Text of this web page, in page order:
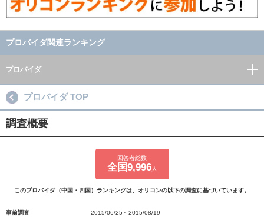
プロバイダ関連ランキング
プロバイダ
プロバイダ TOP
調査概要
回答者総数
全国9,996人
このプロバイダ（中国・四国）ランキングは、オリコンの以下の調査に基づいています。
事前調査
2015/06/25～2015/08/19